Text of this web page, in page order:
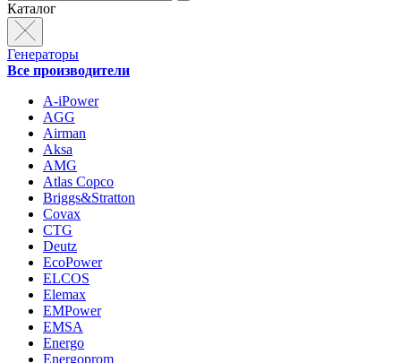
Каталог
Генераторы
Все производители
A-iPower
AGG
Airman
Aksa
AMG
Atlas Copco
Briggs&Stratton
Covax
CTG
Deutz
EcoPower
ELCOS
Elemax
EMPower
EMSA
Energo
Energoprom